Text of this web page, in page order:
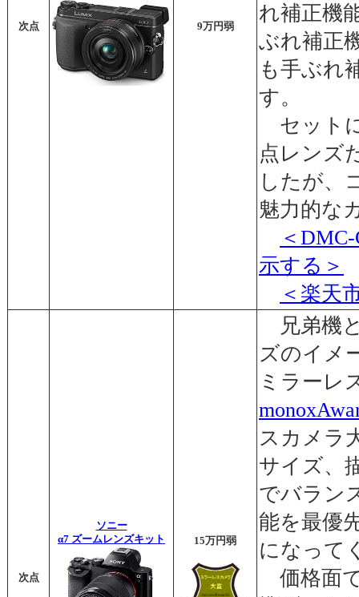
次点 9万円弱
れ補正機
ぶれ補正
も手ぶれ
す。
セット
点レンズ
したが、
魅力的な
＜
示する＞
＜楽天
次点
ソニー
α7 ズームレンズキット
15万円弱
兄弟機
ズのイメ
ミラーレ
スカメラ
サイズ、
でバラン
能を最優
になって
価格面